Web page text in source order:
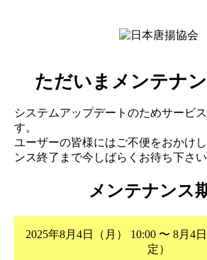
ただいまメンテナ
システムアップデートのためサービ
す。
ユーザーの皆様にはご不便をおかけ
ンス終了まで今しばらくお待ち下さい
メンテナンス
2025年8月4日（月） 10:00 〜 8月4
定）